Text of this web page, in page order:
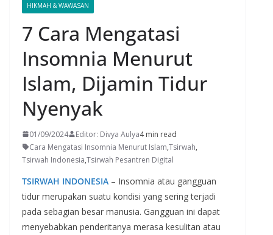
HIKMAH & WAWASAN
7 Cara Mengatasi
Insomnia Menurut
Islam, Dijamin Tidur
Nyenyak
01/09/2024 Editor: Divya Aulya4 min read
Cara Mengatasi Insomnia Menurut Islam,Tsirwah,
Tsirwah Indonesia,Tsirwah Pesantren Digital
TSIRWAH INDONESIA – Insomnia atau gangguan
tidur merupakan suatu kondisi yang sering terjadi
pada sebagian besar manusia. Gangguan ini dapat
menyebabkan penderitanya merasa kesulitan atau